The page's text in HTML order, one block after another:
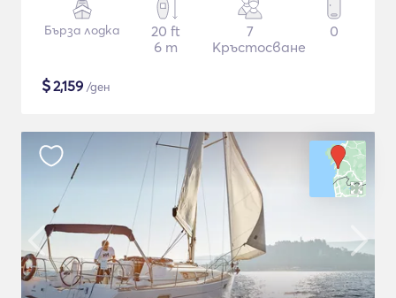
Бърза лодка
20 ft
6 m
7
Кръстосване
0
$2,159 /ден